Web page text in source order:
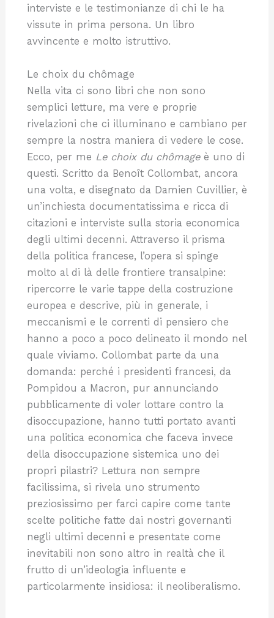
interviste e le testimonianze di chi le ha
vissute in prima persona. Un libro
avvincente e molto istruttivo.
Le choix du chômage
Nella vita ci sono libri che non sono
semplici letture, ma vere e proprie
rivelazioni che ci illuminano e cambiano per
sempre la nostra maniera di vedere le cose.
Ecco, per me Le choix du chômageè uno di
questi. Scritto da Benoît Collombat, ancora
una volta, e disegnato da Damien Cuvillier, è
un’inchiesta documentatissima e ricca di
citazioni e interviste sulla storia economica
degli ultimi decenni. Attraverso il prisma
della politica francese, l’opera si spinge
molto al di là delle frontiere transalpine:
ripercorre le varie tappe della costruzione
europea e descrive, più in generale, i
meccanismi e le correnti di pensiero che
hanno a poco a poco delineato il mondo nel
quale viviamo. Collombat parte da una
domanda: perché i presidenti francesi, da
Pompidou a Macron, pur annunciando
pubblicamente di voler lottare contro la
disoccupazione, hanno tutti portato avanti
una politica economica che faceva invece
della disoccupazione sistemica uno dei
propri pilastri? Lettura non sempre
facilissima, si rivela uno strumento
preziosissimo per farci capire come tante
scelte politiche fatte dai nostri governanti
negli ultimi decenni e presentate come
inevitabili non sono altro in realtà che il
frutto di un’ideologia influente e
particolarmente insidiosa: il neoliberalismo.